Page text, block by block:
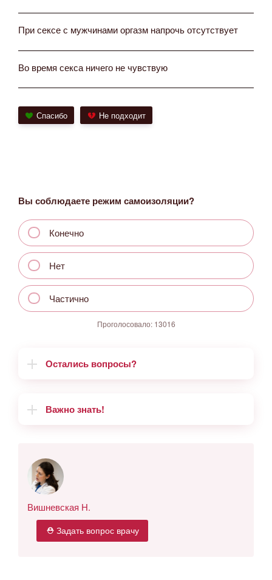
При сексе с мужчинами оргазм напрочь отсутствует
Во время секса ничего не чувствую
Спасибо Не подходит
Вы соблюдаете режим самоизоляции?
Конечно
Нет
Частично
Проголосовало: 13016
Остались вопросы?
Важно знать!
Вишневская Н.
⛑ Задать вопрос врачу